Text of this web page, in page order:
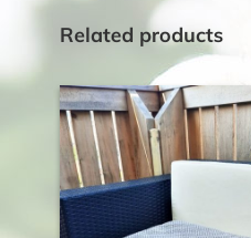
Related products